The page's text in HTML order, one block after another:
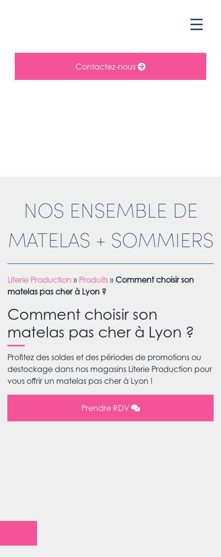
Contactez-nous
NOS ENSEMBLE DE
MATELAS + SOMMIERS
Literie Production » Produits » Comment choisir son
matelas pas cher à Lyon ?
Comment choisir son
matelas pas cher à Lyon ?
Profitez des soldes et des périodes de promotions ou
destockage dans nos magasins Literie Production pour
vous offrir un matelas pas cher à Lyon !
Prendre RDV